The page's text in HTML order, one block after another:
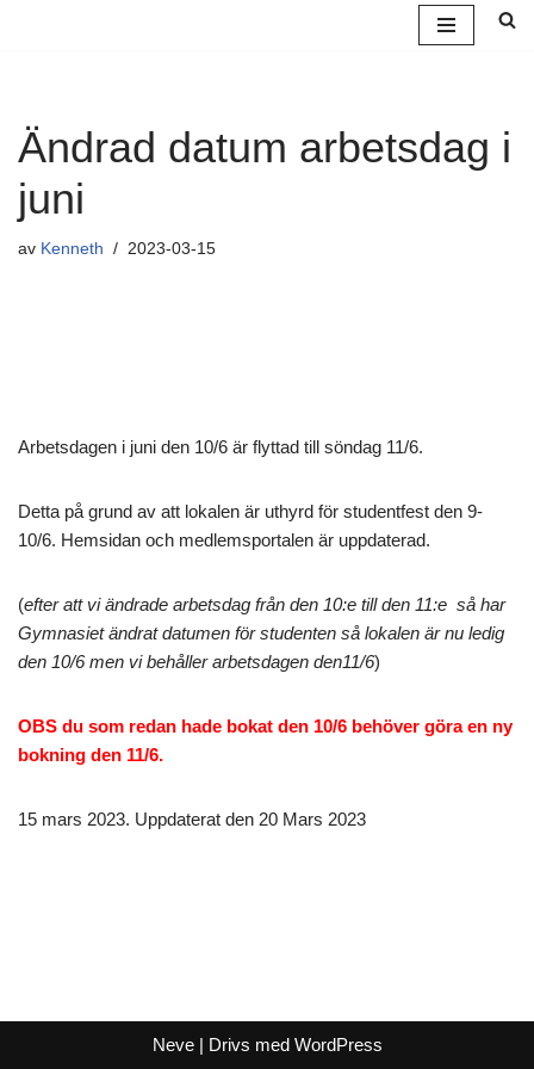
innehåll
Ändrad datum arbetsdag i
juni
av Kenneth 2023-03-15
Arbetsdagen i juni den 10/6 är flyttad till söndag 11/6.
Detta på grund av att lokalen är uthyrd för studentfest den 9-
10/6. Hemsidan och medlemsportalen är uppdaterad.
(efter att vi ändrade arbetsdag från den 10:e till den 11:e så har
Gymnasiet ändrat datumen för studenten så lokalen är nu ledig
den 10/6 men vi behåller arbetsdagen den11/6)
OBS du som redan hade bokat den 10/6 behöver göra en ny
bokning den 11/6.
15 mars 2023. Uppdaterat den 20 Mars 2023
Neve| Drivs med WordPress